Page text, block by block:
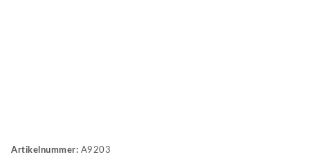
Artikelnummer: A9203